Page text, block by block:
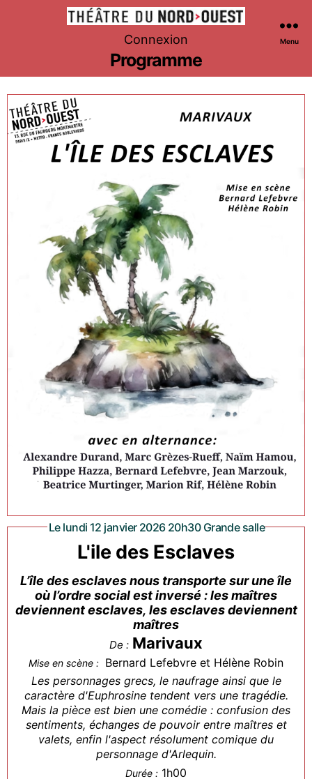
Théâtre
du
Nord-
Ouest
Connexion Menu
Programme
Le lundi 12 janvier 2026 20h30 Grande salle
L'ile des Esclaves
L’île des esclaves nous transporte sur une île
où l’ordre social est inversé : les maîtres
deviennent esclaves, les esclaves deviennent
maîtres
De : Marivaux
Mise en scène : Bernard Lefebvre et Hélène Robin
Les personnages grecs, le naufrage ainsi que le
caractère d'Euphrosine tendent vers une tragédie.
Mais la pièce est bien une comédie : confusion des
sentiments, échanges de pouvoir entre maîtres et
valets, enfin l'aspect résolument comique du
personnage d'Arlequin.
Durée : 1h00